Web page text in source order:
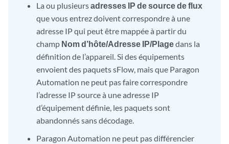
La ou plusieursadresses IP de source de flux
que vous entrez doivent correspondre à une
adresse IP qui peut être mappée à partir du
champ Nom d’hôte/Adresse IP/Plagedans la
définition de l’appareil. Si des équipements
envoient des paquets sFlow, mais que Paragon
Automation ne peut pas faire correspondre
l’adresse IP source à une adresse IP
d’équipement définie, les paquets sont
abandonnés sans décodage.
Paragon Automation ne peut pas différencier